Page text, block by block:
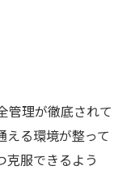
管理が徹底されて
える環境が整って
克服できるよう